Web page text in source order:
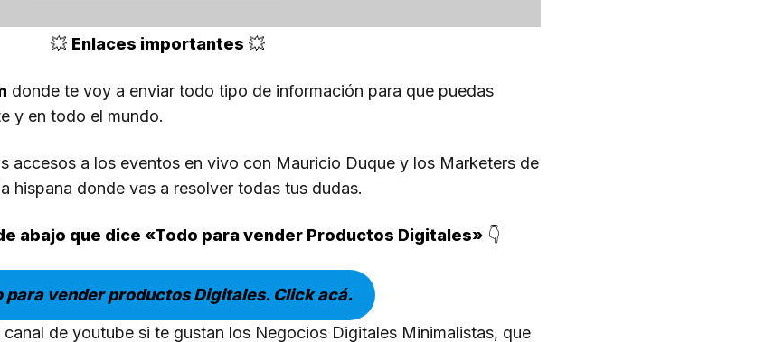
💥 Enlaces importantes 💥
donde te voy a enviar todo tipo de información para que puedas
y en todo el mundo.
accesos a los eventos en vivo con Mauricio Duque y los Marketers de
hispana donde vas a resolver todas tus dudas.
abajo que dice «Todo para vender Productos Digitales»👇
para vender productos Digitales. Click acá.
de youtube si te gustan los Negocios Digitales Minimalistas, que